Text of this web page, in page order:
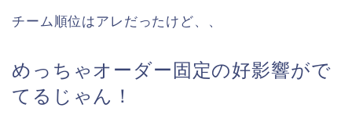
チーム順位はアレだったけど、、
めっちゃオーダー固定の好影響がで
てるじゃん！